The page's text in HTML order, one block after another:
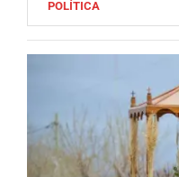
POLÍTICA